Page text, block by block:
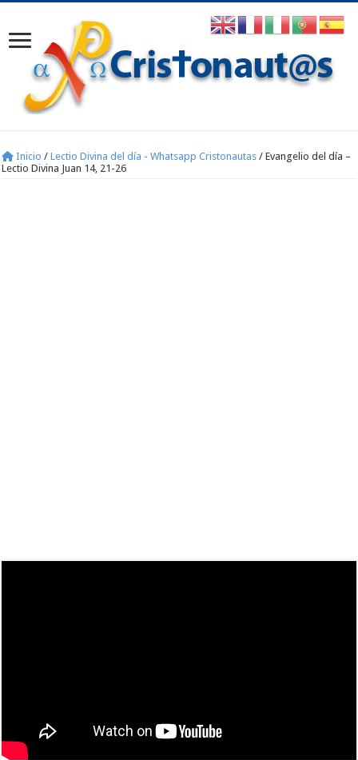
Inicio / Lectio Divina del día - Whatsapp Cristonautas / Evangelio del día –
Lectio Divina Juan 14, 21-26